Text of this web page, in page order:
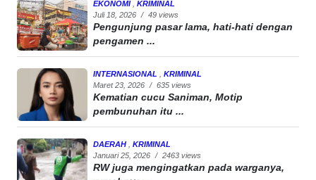
EKONOMI
KRIMINAL
Juli 18, 2026 / 49 views
Pengunjung pasar lama, hati-hati dengan
pengamen ...
INTERNASIONAL
KRIMINAL
Maret 23, 2026 / 635 views
Kematian cucu Saniman, Motip
pembunuhan itu ...
DAERAH
KRIMINAL
Januari 25, 2026 / 2463 views
RW juga mengingatkan pada warganya,